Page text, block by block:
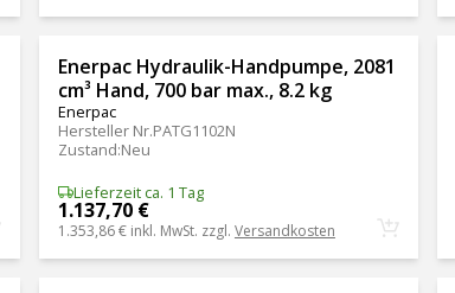
Enerpac Hydraulik-Handpumpe, 2081
cm³ Hand, 700 bar max., 8.2 kg
Enerpac
Hersteller Nr.PATG1102N
Zustand:Neu
Lieferzeit ca. 1 Tag
1.137,70 €
1.353,86 € inkl. MwSt. zzgl. Versandkosten